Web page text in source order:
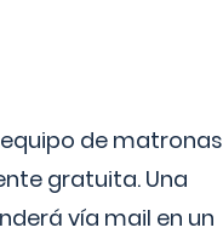
de matronas
gratuita. Una
vía mail en un